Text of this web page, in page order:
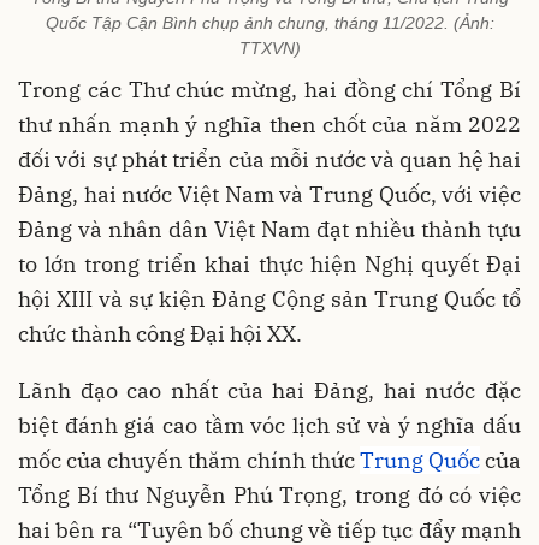
Quốc Tập Cận Bình chụp ảnh chung, tháng 11/2022. (Ảnh:
TTXVN)
Trong các Thư chúc mừng, hai đồng chí Tổng Bí
thư nhấn mạnh ý nghĩa then chốt của năm 2022
đối với sự phát triển của mỗi nước và quan hệ hai
Đảng, hai nước Việt Nam và Trung Quốc, với việc
Đảng và nhân dân Việt Nam đạt nhiều thành tựu
to lớn trong triển khai thực hiện Nghị quyết Đại
hội XIII và sự kiện Đảng Cộng sản Trung Quốc tổ
chức thành công Đại hội XX.
Lãnh đạo cao nhất của hai Đảng, hai nước đặc
biệt đánh giá cao tầm vóc lịch sử và ý nghĩa dấu
mốc của chuyến thăm chính thứcTrung Quốccủa
Tổng Bí thư Nguyễn Phú Trọng, trong đó có việc
hai bên ra “Tuyên bố chung về tiếp tục đẩy mạnh